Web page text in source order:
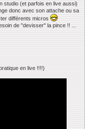
studio (et parfois en live aussi)
donc avec son attache ou sa
différents micros
de "devisser" la pince !! ...
en live !!!!)